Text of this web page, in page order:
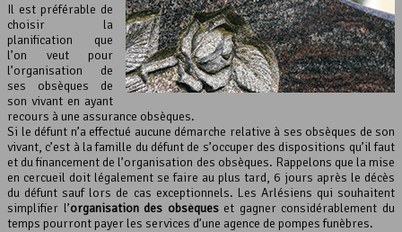
Il est préférable de
choisir la
planification que
l’on veut pour
l’organisation de
ses obsèques de
son vivant en ayant
recours à une assurance obsèques.
Si le défunt n’a effectué aucune démarche relative à ses obsèques de son
vivant, c’est à la famille du défunt de s’occuper des dispositions qu’il faut
et du financement de l’organisation des obsèques. Rappelons que la mise
en cercueil doit légalement se faire au plus tard, 6 jours après le décès
du défunt sauf lors de cas exceptionnels. Les Arlésiens qui souhaitent
simplifier l’organisation des obsèqueset gagner considérablement du
temps pourront payer les services d’une agence de pompes funèbres.